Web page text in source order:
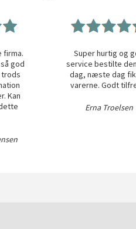
firma.
god
Kan
Super hurtig og
service bestilte
dag, næste dag
varerne. Godt
Erna Troelsen